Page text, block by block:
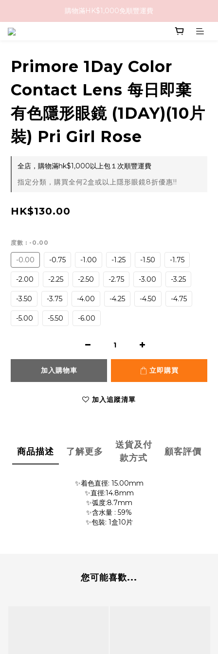
購物滿HK$1,000免順豐運費
購物滿HK$1,000免順豐運費
購買任何隱形眼鏡2盒或以上，即享8折優惠!!
Primore 1Day Color
Contact Lens 每日即棄
有色隱形眼鏡 (1DAY)(10片
裝) Pri Girl Rose
全店，購物滿hk$1,000以上包１次順豐運費
指定分類，購買全何2盒或以上隱形眼鏡8折優惠!!
HK$130.00
度數 : -0.00
-0.00 -0.75 -1.00 -1.25 -1.50 -1.75
-2.00 -2.25 -2.50 -2.75 -3.00 -3.25
-3.50 -3.75 -4.00 -4.25 -4.50 -4.75
-5.00 -5.50 -6.00
加入購物車 立即購買
加入追蹤清單
商品描述 了解更多
送貨及付
款方式
顧客評價
✨着色直徑: 15.00mm
✨直徑:14.8mm
✨弧度:8.7mm
✨含水量 : 59%
✨包裝: 1盒10片
您可能喜歡...